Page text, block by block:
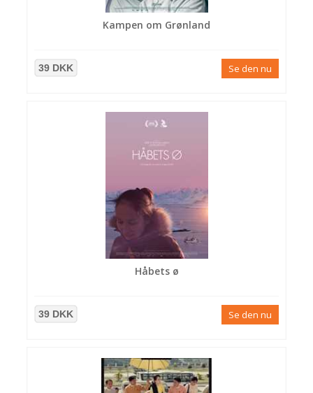
Kampen om Grønland
39 DKK Se den nu
Håbets ø
39 DKK Se den nu